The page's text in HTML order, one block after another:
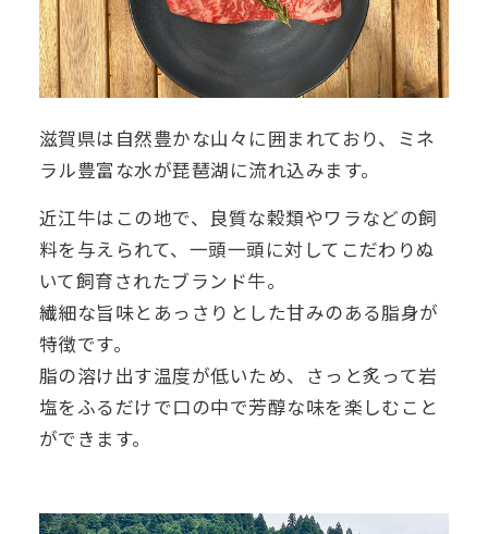
滋賀県は自然豊かな山々に囲まれており、ミネ
ラル豊富な水が琵琶湖に流れ込みます。
近江牛はこの地で、良質な穀類やワラなどの飼
料を与えられて、一頭一頭に対してこだわりぬ
いて飼育されたブランド牛。
繊細な旨味とあっさりとした甘みのある脂身が
特徴です。
脂の溶け出す温度が低いため、さっと炙って岩
塩をふるだけで口の中で芳醇な味を楽しむこと
ができます。